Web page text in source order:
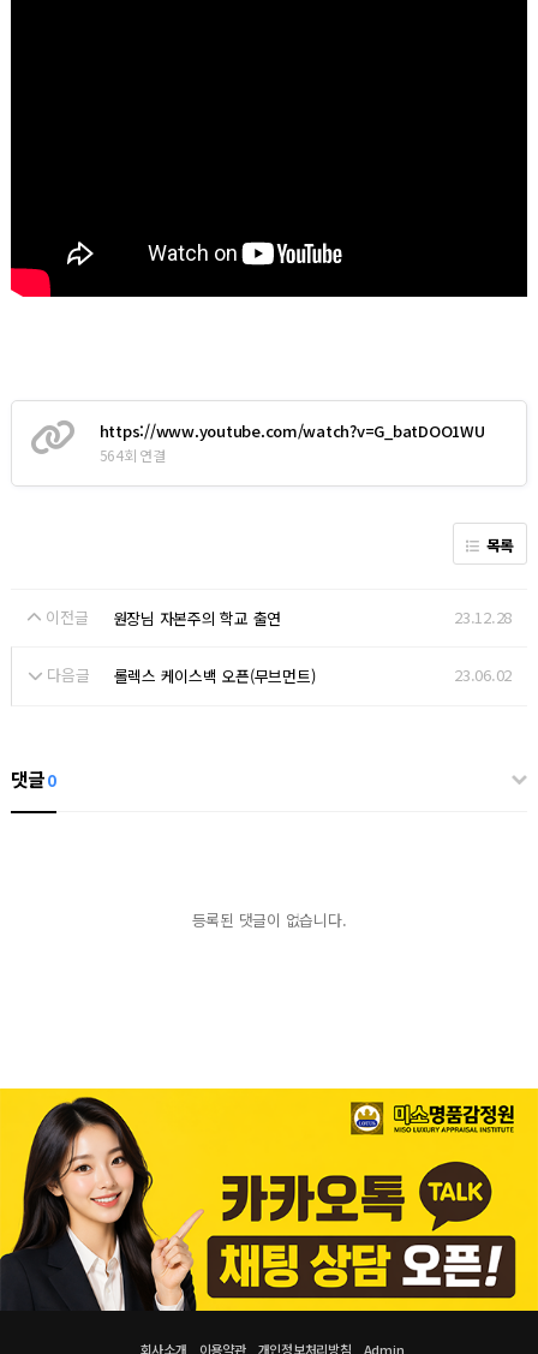
https://www.youtube.com/watch?v=G_batDOO1WU
564회 연결
목록
이전글 원장님 자본주의 학교 출연 23.12.28
다음글 롤렉스 케이스백 오픈(무브먼트) 23.06.02
댓글0
등록된 댓글이 없습니다.
회사소개 이용약관 개인정보처리방침 Admin